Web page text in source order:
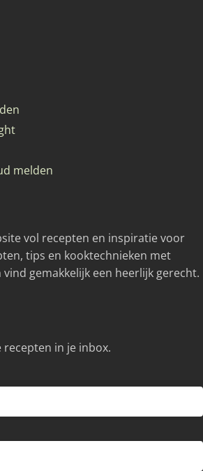
melden
vol recepten en inspiratie voor
tips en kooktechnieken met
gemakkelijk een heerlijk gerecht.
recepten in je inbox.